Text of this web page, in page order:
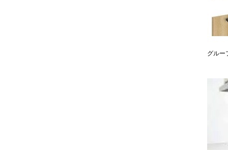
グル